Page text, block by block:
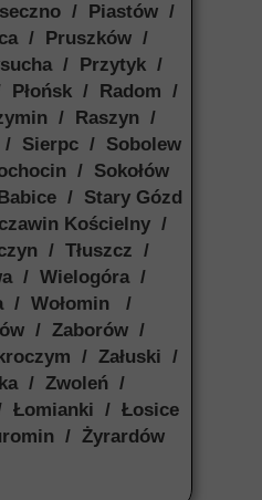
/ Piastów /
/ Pruszków /
/ Przytyk /
Płońsk / Radom /
/ Raszyn /
Sierpc / Sobolew
/ Sokołów
/ Stary Gózd
Kościelny /
/ Tłuszcz /
/ Wielogóra /
/ Wołomin /
/ Zaborów /
/ Załuski /
/ Zwoleń /
Łomianki / Łosice
/ Żyrardów